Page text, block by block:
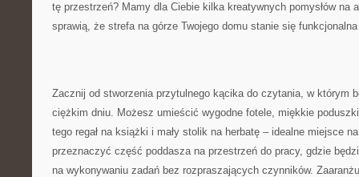
tę przestrzeń? Mamy ⁢dla Ciebie kilka kreatywnych pomysłów na
sprawią, że strefa na górze Twojego domu stanie się
Zacznij od stworzenia ⁤przytulnego kącika ⁣do czytania, w którym
‍ciężkim dniu.‌ Możesz⁤ umieścić wygodne fotele, miękkie
⁢tego regał ‍na książki i mały stolik na⁣ herbatę ‍– idealne miejsce
przeznaczyć część‍ poddasza⁣ na przestrzeń do pracy, gdzie
na wykonywaniu zadań bez⁤ rozpraszających czynników.